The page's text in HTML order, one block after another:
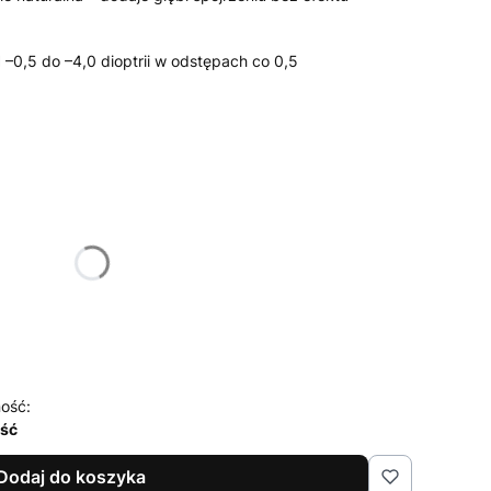
do –4,0 dioptrii w odstępach co 0,5
do koszyka